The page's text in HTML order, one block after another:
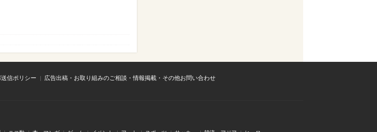
信ポリシー
広告出稿・お取り組みのご相談・情報掲載・その他お問い合わせ